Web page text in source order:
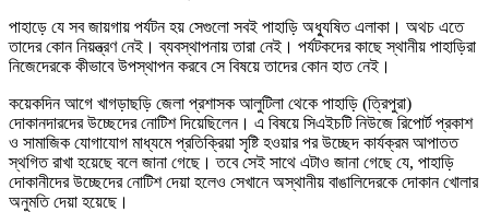
পাহাড়ে যে সব জায়গায় পর্যটন হয় সেগুলো সবই পাহাড়ি অধ্যুষিত এলাকা। অথচ এতে
তাদের কোন নিয়ন্ত্রণ নেই। ব্যবস্থাপনায় তারা নেই। পর্যটকদের কাছে স্থানীয় পাহাড়িরা
নিজেদেরকে কীভাবে উপস্থাপন করবে সে বিষয়ে তাদের কোন হাত নেই।
কয়েকদিন আগে খাগড়াছড়ি জেলা প্রশাসক আলুটিলা থেকে পাহাড়ি (ত্রিপুরা)
দোকানদারদের উচ্ছেদের নোটিশ দিয়েছিলেন। এ বিষয়ে সিএইচটি নিউজে রিপোর্ট প্রকাশ
ও সামাজিক যোগাযোগ মাধ্যমে প্রতিক্রিয়া সৃষ্টি হওয়ার পর উচ্ছেদ কার্যক্রম আপাতত
স্থগিত রাখা হয়েছে বলে জানা গেছে। তবে সেই সাথে এটাও জানা গেছে যে, পাহাড়ি
দোকানীদের উচ্ছেদের নোটিশ দেয়া হলেও সেখানে অস্থানীয় বাঙালিদেরকে দোকান খোলার
অনুমতি দেয়া হয়েছে।